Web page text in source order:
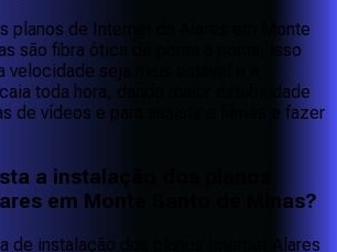
planos de Internet da Alares em Monte
são fibra ótica de ponta a ponta, isso
velocidade seja mais estável e a
toda hora, dando maior estabilidade
de vídeos e para assistir a filmes e fazer
a instalação dos planos
em Monte Santo de Minas?
de instalação dos planos Internet Alares